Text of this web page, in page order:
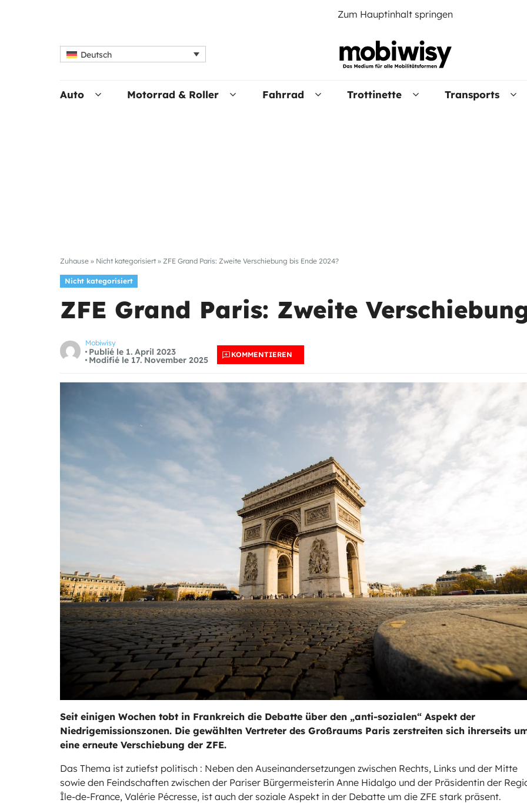
Zum Hauptinhalt springen
Deutsch
Auto Motorrad & Roller Fahrrad Trottinette Transports
Zuhause » Nicht kategorisiert » ZFE Grand Paris: Zweite Verschiebung bis Ende 2024?
Nicht kategorisiert
ZFE Grand Paris: Zweite
Mobiwisy
Publié le 1. April 2023
Modifié le 17. November 2025
KOMMENTIEREN
Seit einigen Wochen tobt in Frankreich die Debatte über den „anti-sozialen“ Aspekt der
Niedrigemissionszonen. Die gewählten Vertreter des Großraums Paris zerstreiten sich ihrerseits
eine erneute Verschiebung der ZFE.
Das Thema ist zutiefst politisch : Neben den Auseinandersetzungen zwischen Rechts, Links und der Mitte
sowie den Feindschaften zwischen der Pariser Bürgermeisterin Anne Hidalgo und der Präsidentin der
Île-de-France, Valérie Pécresse, ist auch der soziale Aspekt in der Debatte um die ZFE stark präsent.